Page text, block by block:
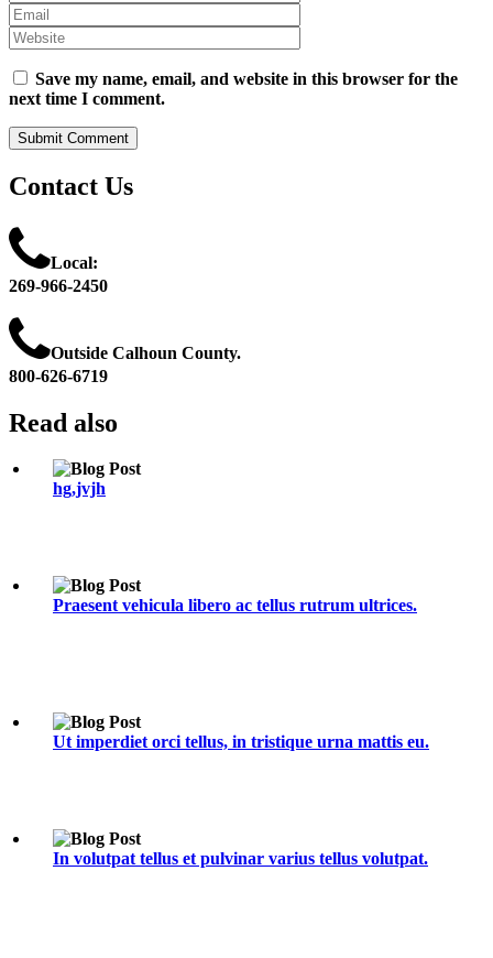
Email
Website
Save my name, email, and website in this browser for the
next time I comment.
Contact Us
Local:
269-966-2450
Outside Calhoun County.
800-626-6719
Read also
hg,jvjh
Praesent vehicula libero ac tellus rutrum ultrices.
Ut imperdiet orci tellus, in tristique urna mattis eu.
In volutpat tellus et pulvinar varius tellus volutpat.